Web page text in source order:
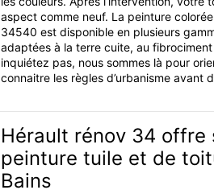
aspect comme neuf. La peinture
34540 est disponible en plusieurs
adaptées à la terre cuite, au
inquiétez pas, nous sommes là pour
connaitre les règles d’urbanisme avant
Hérault rénov 34 offre
peinture tuile et de
Bains